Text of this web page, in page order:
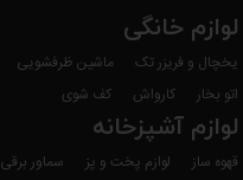
لوازم خانگی
یخچال و فریزر تک ماشین ظرفشویی
اتو بخار
کارواش کف شوی
لوازم آشپزخانه
قهوه ساز لوازم پخت و پز سماور برقی